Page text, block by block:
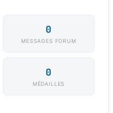
0
MESSAGES FORUM
0
MÉDAILLES